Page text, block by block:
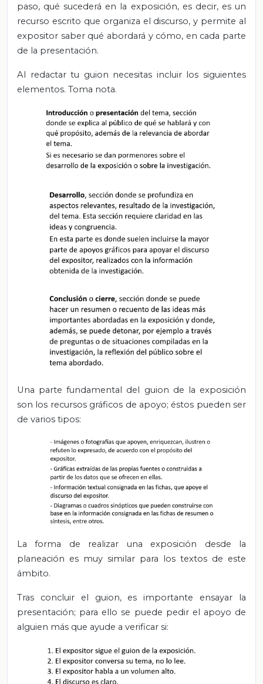
paso, qué sucederá en la exposición, es decir, es un
recurso escrito que organiza el discurso, y permite al
expositor saber qué abordará y cómo, en cada parte
de la presentación.
Al redactar tu guion necesitas incluir los siguientes
elementos. Toma nota.
Una parte fundamental del guion de la exposición
son los recursos gráficos de apoyo; éstos pueden ser
de varios tipos:
La forma de realizar una exposición desde la
planeación es muy similar para los textos de este
ámbito.
Tras concluir el guion, es importante ensayar la
presentación; para ello se puede pedir el apoyo de
alguien más que ayude a verificar si: